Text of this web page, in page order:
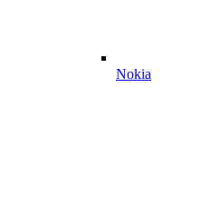
Nokia